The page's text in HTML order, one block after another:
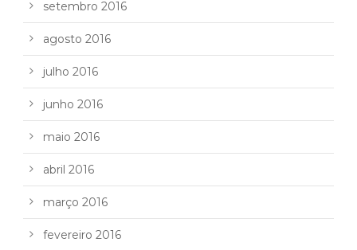
setembro 2016
agosto 2016
julho 2016
junho 2016
maio 2016
abril 2016
março 2016
fevereiro 2016